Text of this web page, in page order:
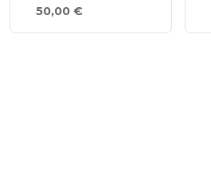
50,00 €